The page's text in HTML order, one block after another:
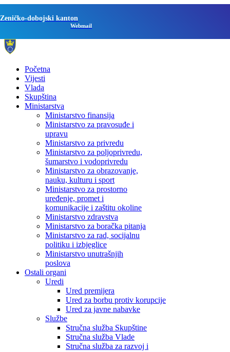
Zeničko-dobojski kanton
Webmail
Početna
Vijesti
Vlada
Skupština
Ministarstva
Ministarstvo finansija
Ministarstvo za pravosuđe i
upravu
Ministarstvo za privredu
Ministarstvo za poljoprivredu,
šumarstvo i vodoprivredu
Ministarstvo za obrazovanje,
nauku, kulturu i sport
Ministarstvo za prostorno
uređenje, promet i
komunikacije i zaštitu okoline
Ministarstvo zdravstva
Ministarstvo za boračka pitanja
Ministarstvo za rad, socijalnu
politiku i izbjeglice
Ministarstvo unutrašnjih
poslova
Ostali organi
Uredi
Ured premijera
Ured za borbu protiv korupcije
Ured za javne nabavke
Službe
Stručna služba Skupštine
Stručna služba Vlade
Stručna služba za razvoj i